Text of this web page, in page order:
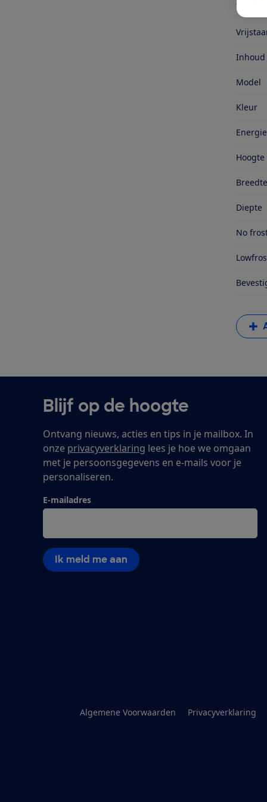
Inhoud
Model
Kleur
Hoogte
Breedte
Diepte
No
Blijf op de hoogte
Ontvang nieuws, acties en tips in je mailbox. In
onze privacyverklaring lees je hoe we omgaan
met je persoonsgegevens en e-mails voor je
personaliseren.
E-mailadres
Ik meld me aan
Algemene Voorwaarden Privacyverklaring